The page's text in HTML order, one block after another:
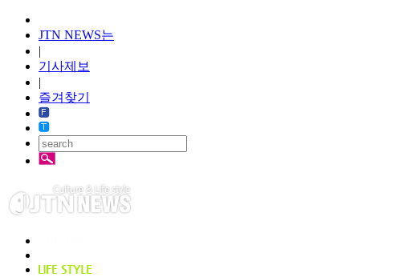
JTN NEWS는
|
기사제보
|
즐겨찾기